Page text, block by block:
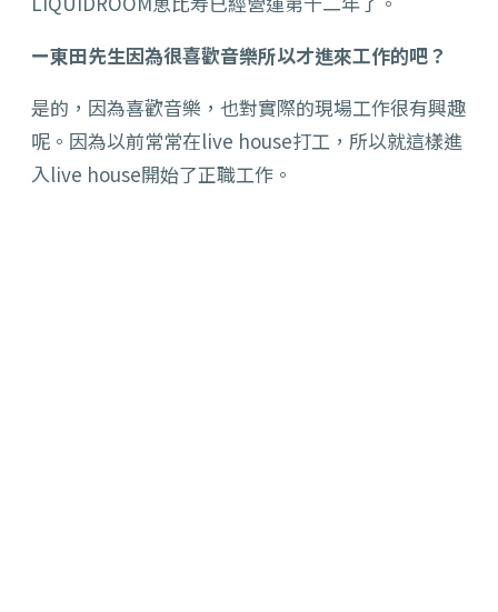
ー東田先生因為很喜歡音樂所以才進來工作的吧？
是的，因為喜歡音樂，也對實際的現場工作很有興趣
呢。因為以前常常在live house打工，所以就這樣進
入live house開始了正職工作。